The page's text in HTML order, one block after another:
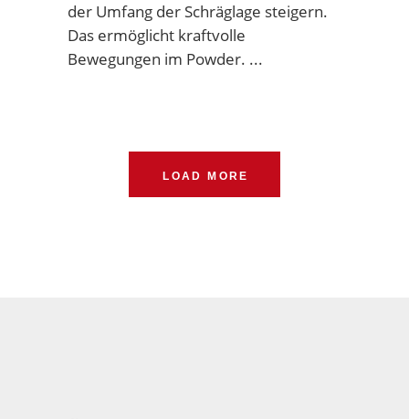
der Umfang der Schräglage steigern.
Das ermöglicht kraftvolle
Bewegungen im Powder.
LOAD MORE